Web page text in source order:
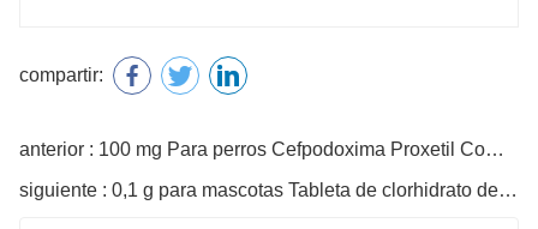
compartir:
anterior : 100 mg Para perros Cefpodoxima Proxetil Comprimidos
siguiente : 0,1 g para mascotas Tableta de clorhidrato de doxiciclina